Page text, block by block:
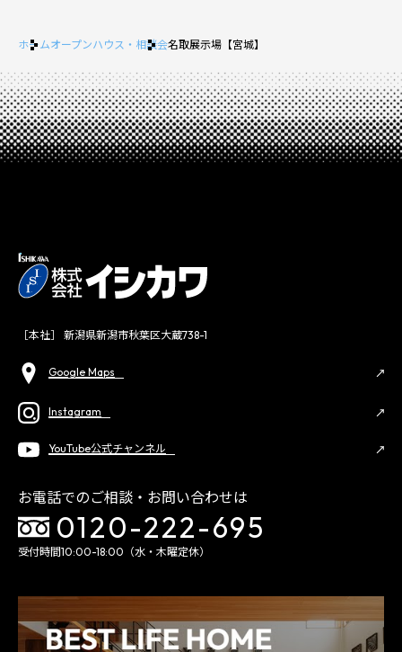
ホームオープンハウス・相談会名取展示場【宮城】
［本社］ 新潟県新潟市秋葉区大蔵738-1
Google Maps
Instagram
YouTube公式チャンネル
お電話でのご相談・お問い合わせは
0120-222-695
受付時間10:00-18:00（水・木曜定休）